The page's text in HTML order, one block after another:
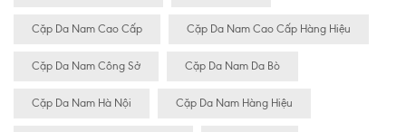
Cặp Da Nam Cao Cấp Cặp Da Nam Cao Cấp Hàng Hiệu
Cặp Da Nam Công Sở Cặp Da Nam Da Bò
Cặp Da Nam Hà Nội Cặp Da Nam Hàng Hiệu